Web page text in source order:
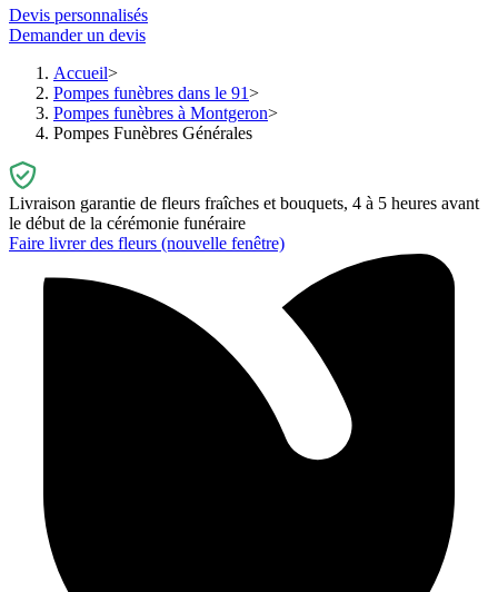
Devis personnalisés
Demander un devis
Accueil
Pompes funèbres dans le 91
Pompes funèbres à Montgeron
Pompes Funèbres Générales
Livraison garantie de fleurs fraîches et bouquets, 4 à 5 heures avant
le début de la cérémonie funéraire
Faire livrer des fleurs (nouvelle fenêtre)